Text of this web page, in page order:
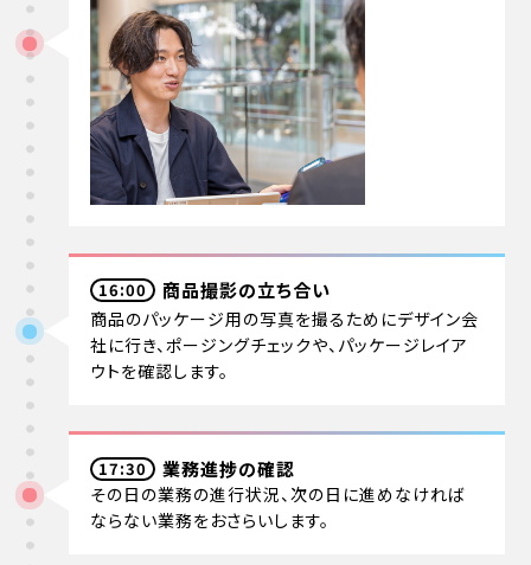
16:00 商品撮影の立ち合い
商品のパッケージ用の写真を撮るためにデザイン会
社に行き、ポージングチェックや、パッケージレイア
ウトを確認します。
17:30 業務進捗の確認
その日の業務の進行状況、次の日に進めなければ
ならない業務をおさらいします。